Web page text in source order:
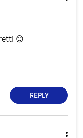
😊
REPLY